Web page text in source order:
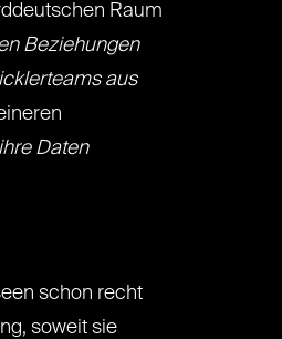
Raum
Beziehungen
aus
Daten
schon recht
soweit sie